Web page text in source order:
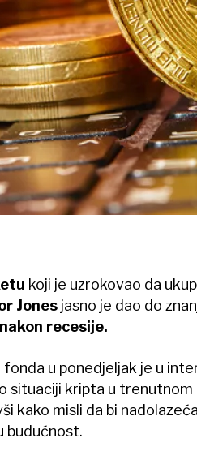
koji je uzrokovao da
Jonesjasno je dao do
recesije.
u ponedjeljak je u
situaciji kripta u trenutnom
kako misli da bi
budućnost.